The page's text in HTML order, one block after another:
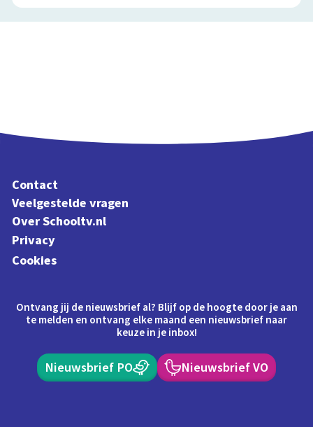
Contact
Veelgestelde vragen
Over Schooltv.nl
Privacy
Cookies
Ontvang jij de nieuwsbrief al? Blijf op de hoogte door je aan
te melden en ontvang elke maand een nieuwsbrief naar
keuze in je inbox!
Nieuwsbrief PO Nieuwsbrief VO